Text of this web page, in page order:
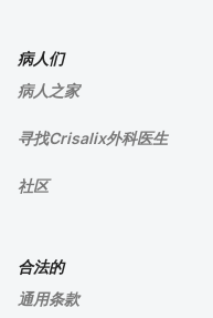
病人们
病人之家
寻找Crisalix外科医生
社区
合法的
通用条款